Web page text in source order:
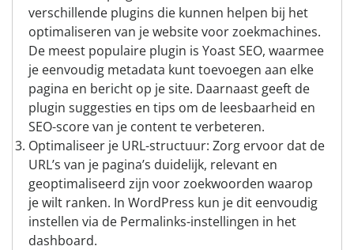
verschillende plugins die kunnen helpen bij het
optimaliseren van je website voor zoekmachines.
De meest populaire plugin is Yoast SEO, waarmee
je eenvoudig metadata kunt toevoegen aan elke
pagina en bericht op je site. Daarnaast geeft de
plugin suggesties en tips om de leesbaarheid en
SEO-score van je content te verbeteren.
Optimaliseer je URL-structuur: Zorg ervoor dat de
URL’s van je pagina’s duidelijk, relevant en
geoptimaliseerd zijn voor zoekwoorden waarop
je wilt ranken. In WordPress kun je dit eenvoudig
instellen via de Permalinks-instellingen in het
dashboard.